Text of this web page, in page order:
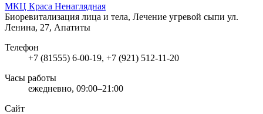
МКЦ Краса Ненаглядная
Биоревитализация лица и тела, Лечение угревой сыпи ул.
Ленина, 27, Апатиты
Телефон
+7 (81555) 6-00-19, +7 (921) 512-11-20
Часы работы
ежедневно, 09:00–21:00
Сайт